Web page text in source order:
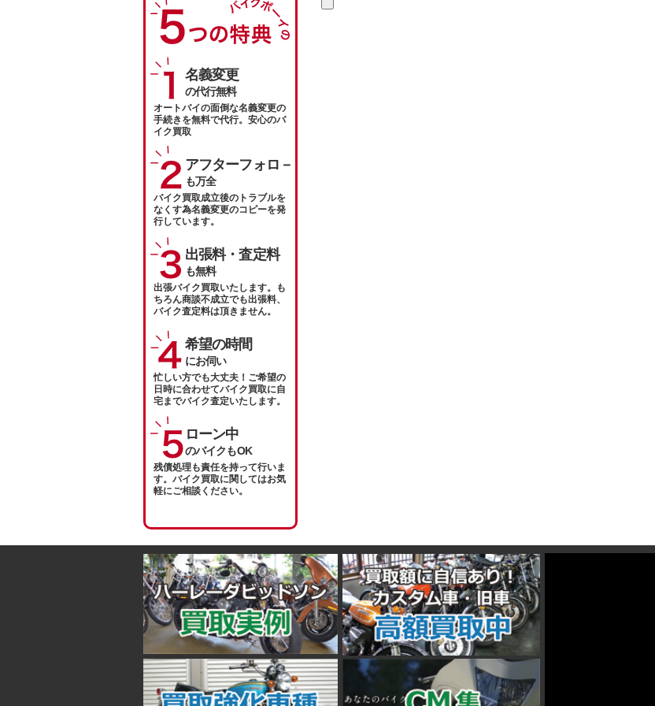
名義変更
の代行無料
オートバイの面倒な名義変更の
手続きを無料で代行。安心のバ
イク買取
アフターフォロ－
も万全
バイク買取成立後のトラブルを
なくす為名義変更のコピーを発
行しています。
出張料・査定料
も無料
出張バイク買取いたします。も
ちろん商談不成立でも出張料、
バイク査定料は頂きません。
希望の時間
にお伺い
忙しい方でも大丈夫！ご希望の
日時に合わせてバイク買取に自
宅までバイク査定いたします。
ローン中
のバイクもOK
残債処理も責任を持って行いま
す。バイク買取に関してはお気
軽にご相談ください。